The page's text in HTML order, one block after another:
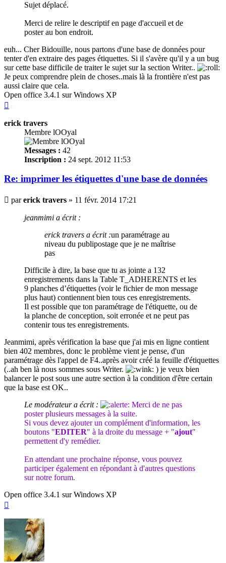
Sujet déplacé.
Merci de relire le descriptif en page d'accueil et de
poster au bon endroit.
euh... Cher Bidouille, nous partons d'une base de données pour
tenter d'en extraire des pages étiquettes. Si il s'avère qu'il y a un bug
sur cette base difficile de traiter le sujet sur la section Writer..
Je peux comprendre plein de choses..mais là la frontière n'est pas
aussi claire que cela.
Open office 3.4.1 sur Windows XP
erick travers
Membre lOOyal
Messages : 42
Inscription : 24 sept. 2012 11:53
Re: imprimer les étiquettes d'une base de données
Message
parerick travers » 11 févr. 2014 17:21
jeanmimi a écrit :
erick travers a écrit :un paramétrage au
niveau du publipostage que je ne maîtrise
pas
Difficile à dire, la base que tu as jointe a 132
enregistrements dans la Table T_ADHERENTS et les
9 planches d’étiquettes (voir le fichier de mon message
plus haut) contiennent bien tous ces enregistrements.
Il est possible que ton paramétrage de l'étiquette, ou de
la planche de conception, soit erronée et ne peut pas
contenir tous tes enregistrements.
Jeanmimi, après vérification la base que j'ai mis en ligne contient
bien 402 membres, donc le problème vient je pense, d'un
paramétrage dès l'appel de F4..après avoir créé la feuille d'étiquettes
(..ah ben là nous sommes sous Writer.
) je veux bien
balancer le post sous une autre section à la condition d'être certain
que la base est OK..
Le modérateur a écrit :
Merci de ne pas
poster plusieurs messages à la suite.
Si vous devez ajouter un complément d'information, les
boutons "EDITER" à la droite du message + "ajout"
permettent d'y remédier.
En attendant une prochaine réponse, vous pouvez
participer également en répondant à d'autres questions
sur notre forum.
Open office 3.4.1 sur Windows XP